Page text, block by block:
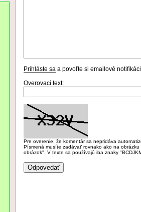
Prihláste sa a povoľte si emailové
Overovací text:
Pre overenie, že komentár sa nepridáva
Písmená musíte zadávať rovnako ako na
obrázok". V texte sa používajú iba znaky